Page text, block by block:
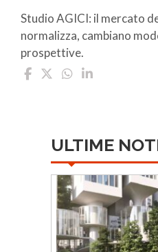
Studio AGICI: il mercato
normalizza, cambiano
prospettive.
ULTIME